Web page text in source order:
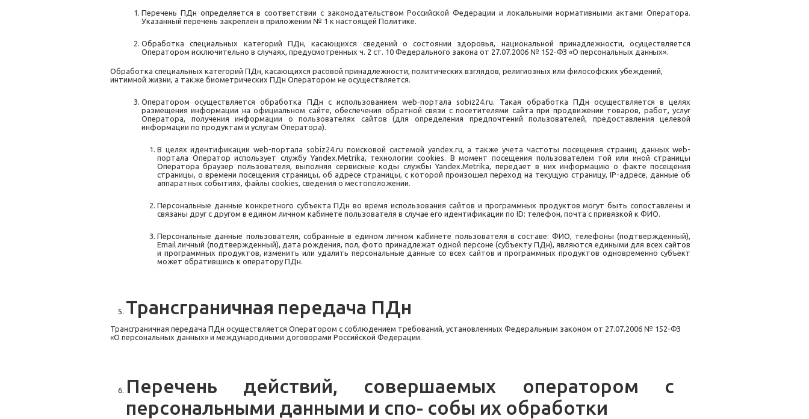
Перечень ПДн определяется в соответствии с законодательством Российской Федерации и локальными нормативными актами Оператора.
Указанный перечень закреплен в приложении № 1 к настоящей Политике.
Обработка специальных категорий ПДн, касающихся сведений о состоянии здоровья, национальной принадлежности, осуществляется
Оператором исключительно в случаях, предусмотренных ч. 2 ст. 10 Федерального закона от 27.07.2006 № 152-ФЗ «О персональных данных».
Обработка специальных категорий ПДн, касающихся расовой принадлежности, политических взглядов, религиозных или философских убеждений,
интимной жизни, а также биометрических ПДн Оператором не осуществляется.
Оператором осуществляется обработка ПДн с использованием web-порталаsobiz24.ru. Такая обработка ПДн осуществляется в целях
размещения информации на официальном сайте, обеспечения обратной связи с посетителями сайта при продвижении товаров, работ, услуг
Оператора, получения информации о пользователях сайтов (для определения предпочтений пользователей, предоставления целевой
информации по продуктам и услугам Оператора).
В целях идентификации web-порталаsobiz24.ru поисковой системой yandex.ru, а также учета частоты посещения страниц данных web-
портала Оператор использует службу Yandex.Metrika, технологии cookies. В момент посещения пользователем той или иной страницы
Оператора браузер пользователя, выполняя сервисные коды службы Yandex.Metrika, передает в них информацию о факте посещения
страницы, о времени посещения страницы, об адресе страницы, с которой произошел переход на текущую страницу, IP-адресе, данные об
аппаратных событиях, файлы cookies, сведения о местоположении.
Персональные данные конкретного субъекта ПДн во время использования сайтов и программных продуктов могут быть сопоставлены и
связаны друг с другом в едином личном кабинете пользователя в случае его идентификации по ID: телефон, почта с привязкой к ФИО.
Персональные данные пользователя, собранные в едином личном кабинете пользователя в составе: ФИО, телефоны (подтвержденный),
Email личный (подтвержденный), дата рождения, пол, фото принадлежат одной персоне (субъекту ПДн), являются едиными для всех сайтов
и программных продуктов, изменить или удалить персональные данные со всех сайтов и программных продуктов одновременно субъект
может обратившись к оператору ПДн.
Трансграничная передача ПДн
Трансграничная передача ПДн осуществляется Оператором с соблюдением требований, установленных Федеральным законом от 27.07.2006 № 152-ФЗ
«О персональных данных» и международными договорами Российской Федерации.
Перечень действий, совершаемых оператором
с
персональными данными и спо- собы их обработки